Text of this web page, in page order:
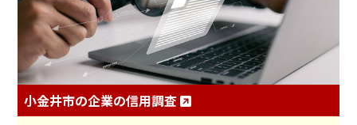
小金井市の企業の信用調査